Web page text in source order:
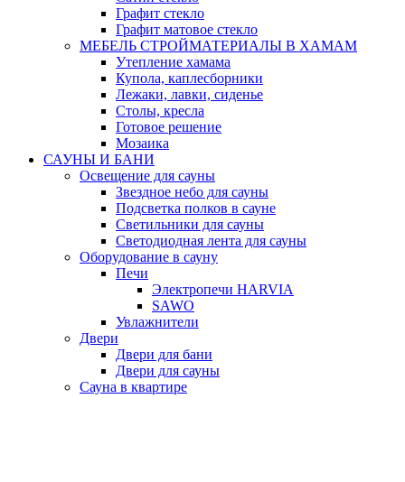
Графит стекло
Графит матовое стекло
МЕБЕЛЬ СТРОЙМАТЕРИАЛЫ В ХАМАМ
Утепление хамама
Купола, каплесборники
Лежаки, лавки, сиденье
Столы, кресла
Готовое решение
Мозаика
САУНЫ И БАНИ
Освещение для сауны
Звездное небо для сауны
Подсветка полков в сауне
Светильники для сауны
Светодиодная лента для сауны
Оборудование в сауну
Печи
Электропечи HARVIA
SAWO
Увлажнители
Двери
Двери для бани
Двери для сауны
Сауна в квартире